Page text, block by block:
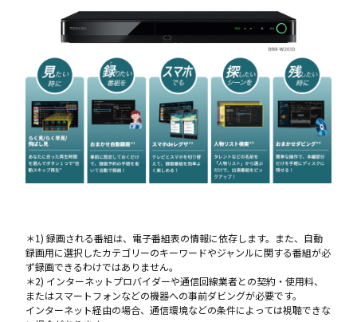
＊1) 録画される番組は、電子番組表の情報に依存します。また、自動
録画用に選択したカテゴリーのキーワードやジャンルに関する番組が必
ず録画できるわけではありません。
＊2) インターネットプロバイダーや通信回線業者との契約・使用料、
またはスマートフォンなどの機器への事前ダビングが必要です。
インターネット経由の場合、通信環境などの条件によっては視聴できな